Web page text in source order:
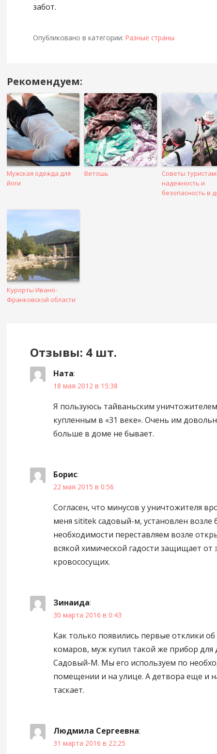
забот.
Опубликовано в категории: Разные страны
Навигация
в
посте
Рекомендуем:
Мужская одежда для
йоги
Ветошь
Советы туристам:
надежность и
безопасность в
Курорты Ивано-
Франковской области
Отзывы: 4 шт.
Ната:
18 мая 2012 в 15:38
Я пользуюсь тайваньским
купленным в «31 веке». Очень им
больше в доме не бывает.
Борис:
22 мая 2015 в 0:56
Согласен, что минусов у уничтожителя
меня sititek садовый-м, установлен возле
необходимости переставляем возле
всякой химической гадости защищает от
кровососущих.
Зинаида:
30 марта 2016 в 0:43
Как только появились первые отклики
комаров, муж купил такой же прибор
Садовый-М. Мы его используем по
помещении и на улице. А детвора еще и
таскает.
Людмила Сергеевна:
31 марта 2016 в 22:25